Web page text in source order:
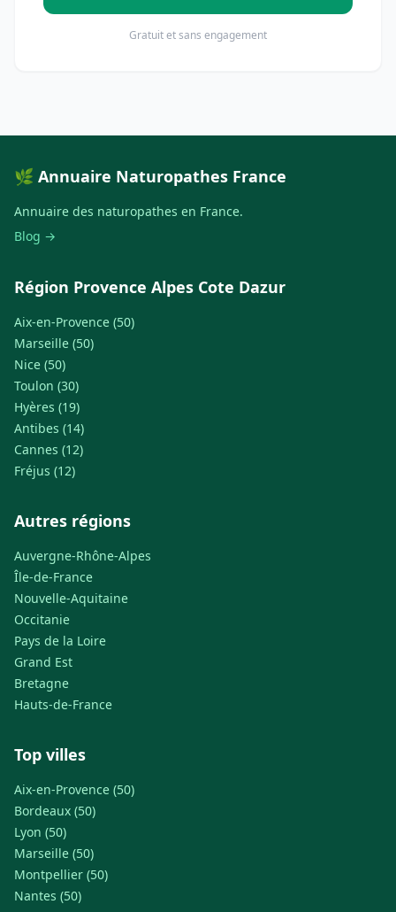
Gratuit et sans engagement
🌿 Annuaire Naturopathes France
Annuaire des naturopathes en France.
Blog →
Région Provence Alpes Cote Dazur
Aix-en-Provence (50)
Marseille (50)
Nice (50)
Toulon (30)
Hyères (19)
Antibes (14)
Cannes (12)
Fréjus (12)
Autres régions
Auvergne-Rhône-Alpes
Île-de-France
Nouvelle-Aquitaine
Occitanie
Pays de la Loire
Grand Est
Bretagne
Hauts-de-France
Top villes
Aix-en-Provence (50)
Bordeaux (50)
Lyon (50)
Marseille (50)
Montpellier (50)
Nantes (50)